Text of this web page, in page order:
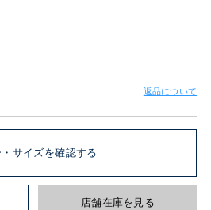
返品について
サイズを確認する
店舗在庫を見る